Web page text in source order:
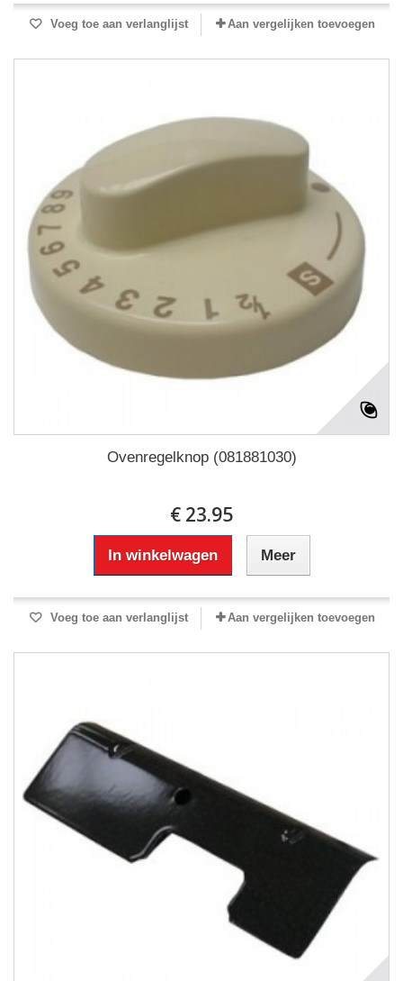
Voeg toe aan verlanglijst Aan vergelijken toevoegen
Ovenregelknop (081881030)
€ 23.95
In winkelwagen Meer
Voeg toe aan verlanglijst Aan vergelijken toevoegen